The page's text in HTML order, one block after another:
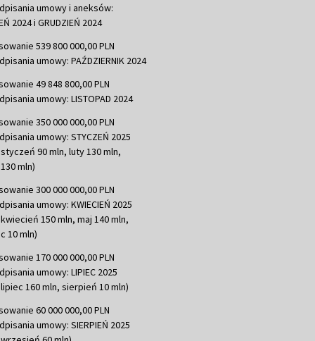
umowy i aneksów:
2024 i GRUDZIEŃ 2024
539 800 000,00 PLN
umowy: PAŹDZIERNIK 2024
49 848 800,00 PLN
umowy: LISTOPAD 2024
350 000 000,00 PLN
umowy: STYCZEŃ 2025
90 mln, luty 130 mln,
mln)
300 000 000,00 PLN
umowy: KWIECIEŃ 2025
150 mln, maj 140 mln,
10 mln)
170 000 000,00 PLN
umowy: LIPIEC 2025
160 mln, sierpień 10 mln)
60 000 000,00 PLN
umowy: SIERPIEŃ 2025